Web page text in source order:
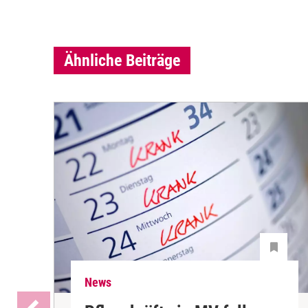
Ähnliche Beiträge
News